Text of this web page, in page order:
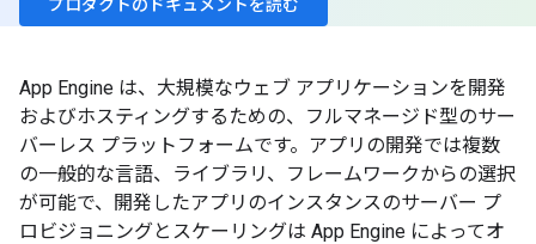
プロダクトのドキュメントを読む
App Engine は、大規模なウェブ アプリケーションを開発
およびホスティングするための、フルマネージド型のサー
バーレス プラットフォームです。アプリの開発では複数
の一般的な言語、ライブラリ、フレームワークからの選択
が可能で、開発したアプリのインスタンスのサーバー プ
ロビジョニングとスケーリングは App Engine によってオ